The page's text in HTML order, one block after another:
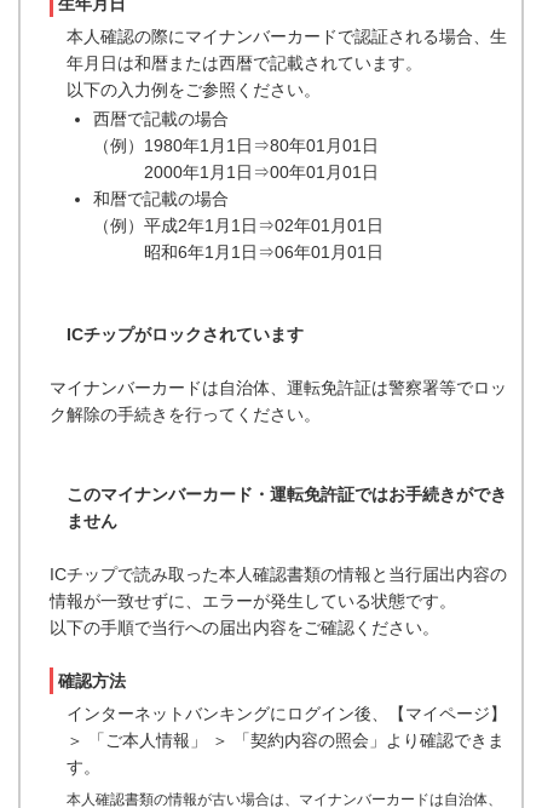
本人確認の際にマイナンバーカードで認証される場合、生
年月日は和暦または西暦で記載されています。
以下の入力例をご参照ください。
西暦で記載の場合
（例）1980年1月1日⇒80年01月01日
2000年1月1日⇒00年01月01日
和暦で記載の場合
（例）平成2年1月1日⇒02年01月01日
昭和6年1月1日⇒06年01月01日
ICチップがロックされています
マイナンバーカードは自治体、運転免許証は警察署等でロッ
ク解除の手続きを行ってください。
このマイナンバーカード・運転免許証ではお手続きができ
ません
ICチップで読み取った本人確認書類の情報と当行届出内容の
情報が一致せずに、エラーが発生している状態です。
以下の手順で当行への届出内容をご確認ください。
確認方法
インターネットバンキングにログイン後、【マイページ】
＞ 「ご本人情報」 ＞ 「契約内容の照会」より確認できま
す。
本人確認書類の情報が古い場合は、マイナンバーカードは自治体、